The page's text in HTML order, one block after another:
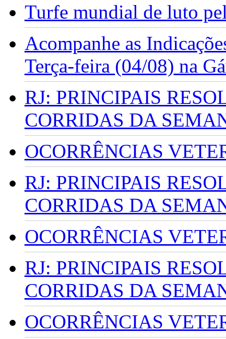
Turfe mundial de luto
Acompanhe as
Terça-feira (04/08) na
RJ: PRINCIPAIS
CORRIDAS DA
OCORRÊNCIAS
RJ: PRINCIPAIS
CORRIDAS DA
OCORRÊNCIAS
RJ: PRINCIPAIS
CORRIDAS DA
OCORRÊNCIAS